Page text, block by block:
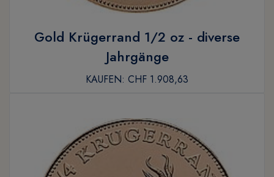
Gold Krügerrand 1/2 oz - diverse
Jahrgänge
KAUFEN: CHF 1.908,63